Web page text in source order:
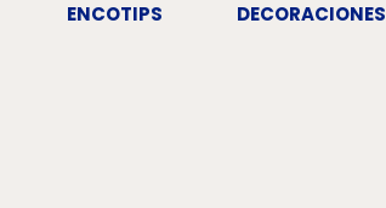
ENCOTIPS DECORACIONES